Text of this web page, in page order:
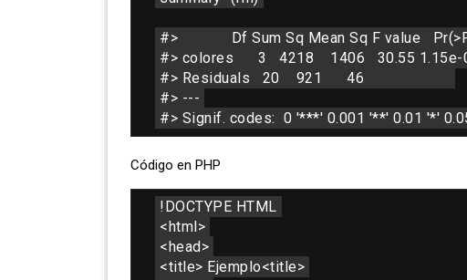
#>             Df Sum Sq Mean Sq F value
#> colores      3   4218    1406   30.55
#> Residuals   20    921      46
#> ---
#> Signif. codes:  0 '***' 0.001 '**' 0.01 '*'
Código en PHP
!DOCTYPE HTML
<html>
<head>
<title> Ejemplo<title>